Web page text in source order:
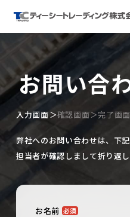
お問い合
入力画面 確認画面 完了画面
弊社へのお問い合わせは、下
担当者が確認しまして折り返
お名前 必須